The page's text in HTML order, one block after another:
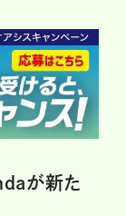
が新た